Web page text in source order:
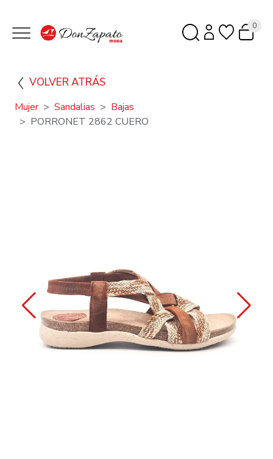
0
VOLVER ATRÁS
Mujer Sandalias
Bajas
PORRONET 2862 CUERO